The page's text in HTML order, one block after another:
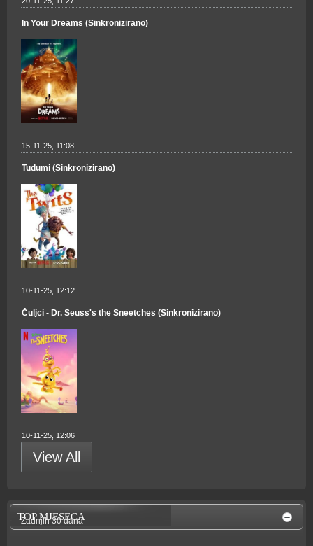
In Your Dreams (Sinkronizirano)
15-11-25, 11:08
Tudumi (Sinkronizirano)
10-11-25, 12:12
Čuljci - Dr. Seuss's the Sneetches (Sinkronizirano)
10-11-25, 12:06
View All
TOP MJESECA
Zadnjih 30 dana